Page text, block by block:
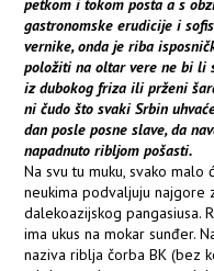
gastronomske erudicije i
vernike, onda je riba
položiti na oltar vere ne bi li
iz dubokog friza ili prženi
ni čudo što svaki Srbin
dan posle posne slave, da
napadnuto ribljom pošasti.
Na svu tu muku, svako
neukima podvaljuju
dalekoazijskog pangasiusa.
ima ukus na mokar sunđer.
naziva riblja čorba BK (bez